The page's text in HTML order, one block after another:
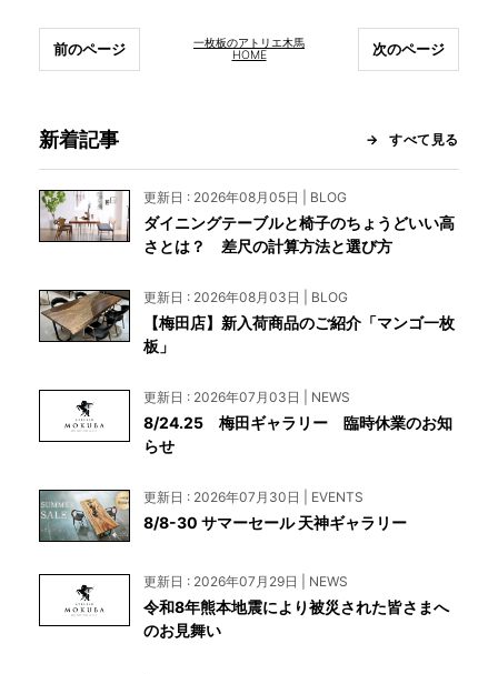
一枚板のアトリエ木馬
HOME
前のページ 次のページ
新着記事 すべて見る
更新日 : 2026年08月05日 | BLOG
ダイニングテーブルと椅子のちょうどいい高
さとは？ 差尺の計算方法と選び方
更新日 : 2026年08月03日 | BLOG
【梅田店】新入荷商品のご紹介「マンゴ一枚
板」
更新日 : 2026年07月03日 | NEWS
8/24.25 梅田ギャラリー 臨時休業のお知
らせ
更新日 : 2026年07月30日 | EVENTS
8/8-30 サマーセール 天神ギャラリー
更新日 : 2026年07月29日 | NEWS
令和8年熊本地震により被災された皆さまへ
のお見舞い